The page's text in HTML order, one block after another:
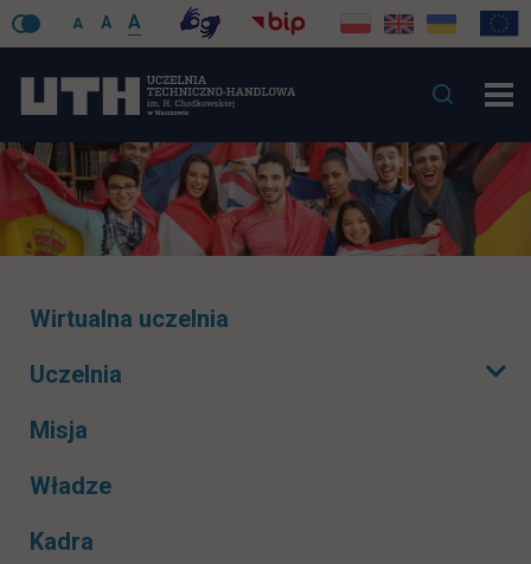
A A A
Pomiń
Wirtualna uczelnia
Uczelnia
Misja
Władze
Kadra